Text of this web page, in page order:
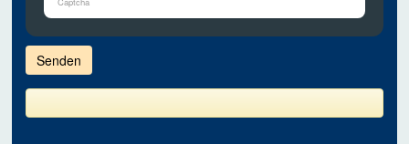
gib
die
im
CAPTCHA
angezeigten